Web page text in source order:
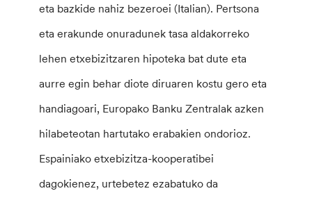
eta bazkide nahiz bezeroei (Italian). Pertsona
eta erakunde onuradunek tasa aldakorreko
lehen etxebizitzaren hipoteka bat dute eta
aurre egin behar diote diruaren kostu gero eta
handiagoari, Europako Banku Zentralak azken
hilabeteotan hartutako erabakien ondorioz.
Espainiako etxebizitza-kooperatibei
dagokienez, urtebetez ezabatuko da